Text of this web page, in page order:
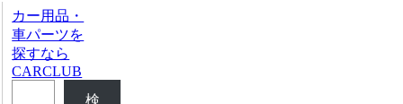
カー用品・
車パーツを
探すなら
CARCLUB
検